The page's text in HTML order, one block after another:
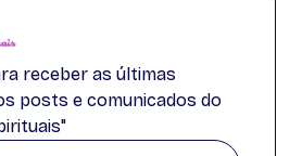
receber as últimas
posts e comunicados do